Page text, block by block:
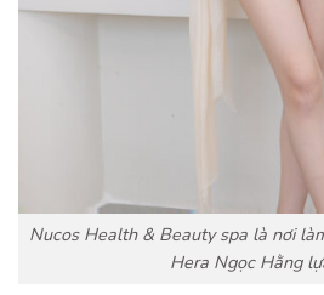
Nucos Health & Beauty spa là nơi
Hera Ngọc Hằng